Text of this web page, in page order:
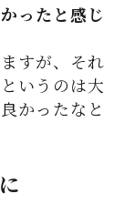
ったと感じ
すが、それ
いうのは大
かったなと